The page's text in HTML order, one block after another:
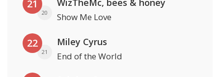
21
20
WizTheMc, bees & honey
Show Me Love
22
21
Miley Cyrus
End of the World